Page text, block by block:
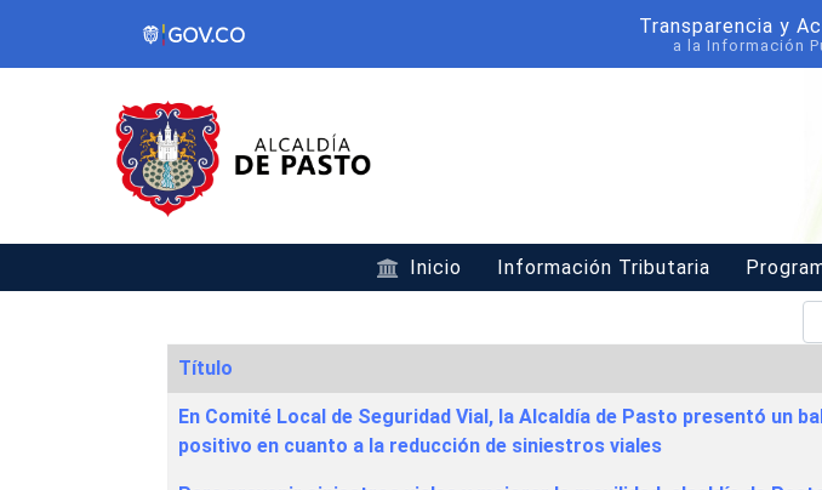
Transparencia y
a la Información
Inicio Información Tributaria
Articles
Título
En Comité Local de Seguridad Vial, la Alcaldía de Pasto presentó un
positivo en cuanto a la reducción de siniestros viales